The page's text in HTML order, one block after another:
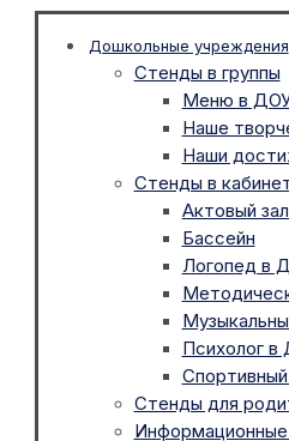
Дошкольные учреждения
Стенды в группы
Меню в
Наше
Наши
Стенды в
Актовый
Бассейн
Логопед в
Психолог в
Спортивный
Стенды для